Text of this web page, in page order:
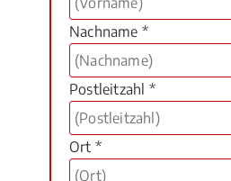
Nachname *
Postleitzahl *
Ort *